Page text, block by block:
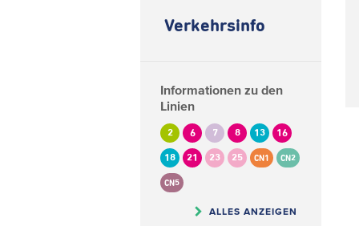
Verkehrsinfo
Informationen zu den
Linien
2 6 7 8 13 16
18 21 23 25 CN1 CN2
CN5
ALLES ANZEIGEN